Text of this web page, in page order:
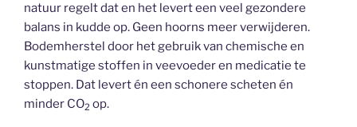
natuur regelt dat en het levert een veel gezondere
balans in kudde op. Geen hoorns meer verwijderen.
Bodemherstel door het gebruik van chemische en
kunstmatige stoffen in veevoeder en medicatie te
stoppen. Dat levert én een schonere scheten én
minder CO2 op.